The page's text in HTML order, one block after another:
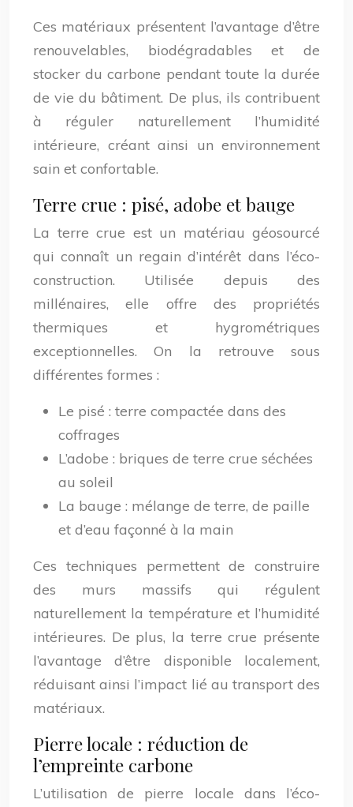
Ces matériaux présentent l’avantage d’être
renouvelables, biodégradables et de
stocker du carbone pendant toute la durée
de vie du bâtiment. De plus, ils contribuent
à réguler naturellement l’humidité
intérieure, créant ainsi un environnement
sain et confortable.
Terre crue : pisé, adobe et bauge
La terre crue est un matériau géosourcé
qui connaît un regain d’intérêt dans l’éco-
construction. Utilisée depuis des
millénaires, elle offre des propriétés
thermiques et hygrométriques
exceptionnelles. On la retrouve sous
différentes formes :
Le pisé : terre compactée dans des
coffrages
L’adobe : briques de terre crue séchées
au soleil
La bauge : mélange de terre, de paille
et d’eau façonné à la main
Ces techniques permettent de construire
des murs massifs qui régulent
naturellement la température et l’humidité
intérieures. De plus, la terre crue présente
l’avantage d’être disponible localement,
réduisant ainsi l’impact lié au transport des
matériaux.
Pierre locale : réduction de
l’empreinte carbone
L’utilisation de pierre locale dans l’éco-